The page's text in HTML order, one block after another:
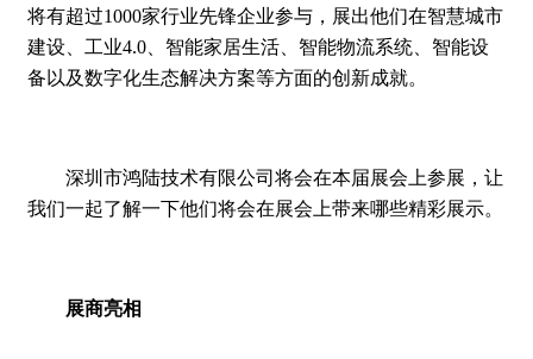
将有超过1000家行业先锋企业参与，展出他们在智慧城市
建设、工业4.0、智能家居生活、智能物流系统、智能设
备以及数字化生态解决方案等方面的创新成就。
深圳市鸿陆技术有限公司将会在本届展会上参展，让
我们一起了解一下他们将会在展会上带来哪些精彩展示。
展商亮相